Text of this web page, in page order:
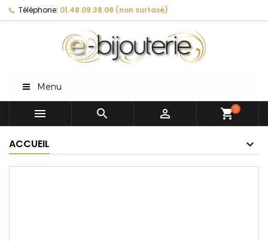
Téléphone: 01.48.09.38.08 (non surtaxé)
Menu
   shopping_cart0
ACCUEIL